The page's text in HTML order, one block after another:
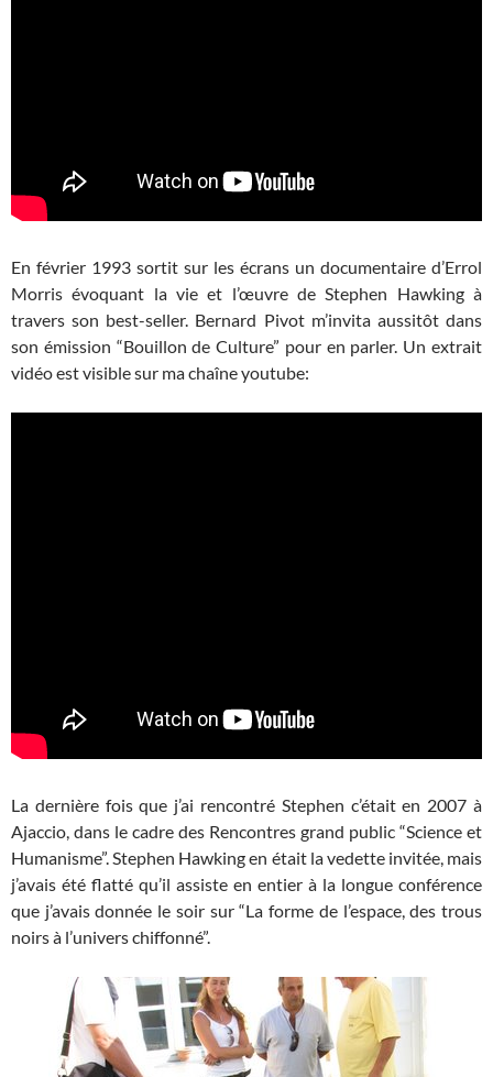
En février 1993 sortit sur les écrans un documentaire d’Errol
Morris évoquant la vie et l’œuvre de Stephen Hawking à
travers son best-seller. Bernard Pivot m’invita aussitôt dans
son émission “Bouillon de Culture” pour en parler. Un extrait
vidéo est visible sur ma chaîne youtube:
La dernière fois que j’ai rencontré Stephen c’était en 2007 à
Ajaccio, dans le cadre des Rencontres grand public “Science et
Humanisme”. Stephen Hawking en était la vedette invitée, mais
j’avais été flatté qu’il assiste en entier à la longue conférence
que j’avais donnée le soir sur “La forme de l’espace, des trous
noirs à l’univers chiffonné”.